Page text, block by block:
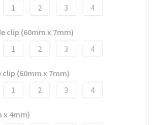
1 2 3 4
clip (60mm x 7mm)
1 2 3 4
clip (60mm x 7mm)
1 2 3 4
x 4mm)